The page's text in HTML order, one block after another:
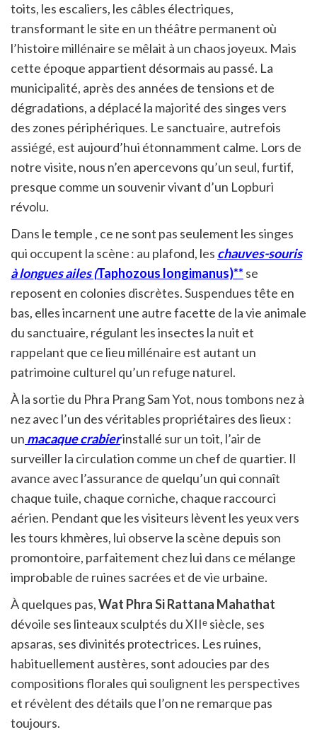
toits, les escaliers, les câbles électriques,
transformant le site en un théâtre permanent où
l’histoire millénaire se mêlait à un chaos joyeux. Mais
cette époque appartient désormais au passé. La
municipalité, après des années de tensions et de
dégradations, a déplacé la majorité des singes vers
des zones périphériques. Le sanctuaire, autrefois
assiégé, est aujourd’hui étonnamment calme. Lors de
notre visite, nous n’en apercevons qu’un seul, furtif,
presque comme un souvenir vivant d’un Lopburi
révolu.
Dans le temple , ce ne sont pas seulement les singes
qui occupent la scène : au plafond, les chauves-souris
à longues ailes (Taphozous longimanus)**se
reposent en colonies discrètes. Suspendues tête en
bas, elles incarnent une autre facette de la vie animale
du sanctuaire, régulant les insectes la nuit et
rappelant que ce lieu millénaire est autant un
patrimoine culturel qu’un refuge naturel.
À la sortie du Phra Prang Sam Yot, nous tombons nez à
nez avec l’un des véritables propriétaires des lieux :
un macaque crabierinstallé sur un toit, l’air de
surveiller la circulation comme un chef de quartier. Il
avance avec l’assurance de quelqu’un qui connaît
chaque tuile, chaque corniche, chaque raccourci
aérien. Pendant que les visiteurs lèvent les yeux vers
les tours khmères, lui observe la scène depuis son
promontoire, parfaitement chez lui dans ce mélange
improbable de ruines sacrées et de vie urbaine.
À quelques pas,Wat Phra Si Rattana Mahathat
dévoile ses linteaux sculptés du XIIᵉ siècle, ses
apsaras, ses divinités protectrices. Les ruines,
habituellement austères, sont adoucies par des
compositions florales qui soulignent les perspectives
et révèlent des détails que l’on ne remarque pas
toujours.